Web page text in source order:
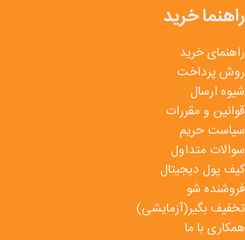
راهنما خرید
راهنمای خرید
روش پرداخت
شیوه ارسال
قوانین و مقررات
سیاست حریم
سوالات متداول
کیف پول دیجیتال
فروشنده شو
تخفیف بگیر(آزمایشی)
همکاری با ما